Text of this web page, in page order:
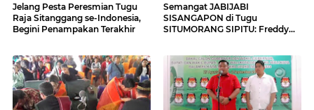
Jelang Pesta Peresmian Tugu
Raja Sitanggang se-Indonesia,
Begini Penampakan Terakhir
Semangat JABIJABI
SISANGAPON di Tugu
SITUMORANG SIPITU: Freddy